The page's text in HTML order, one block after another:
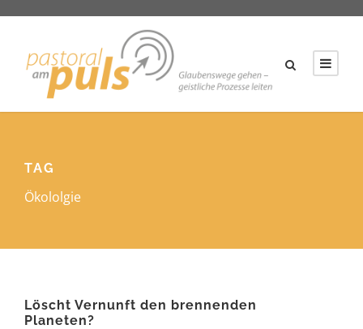
TAG
Ökololgie
Löscht Vernunft den brennenden
Planeten?